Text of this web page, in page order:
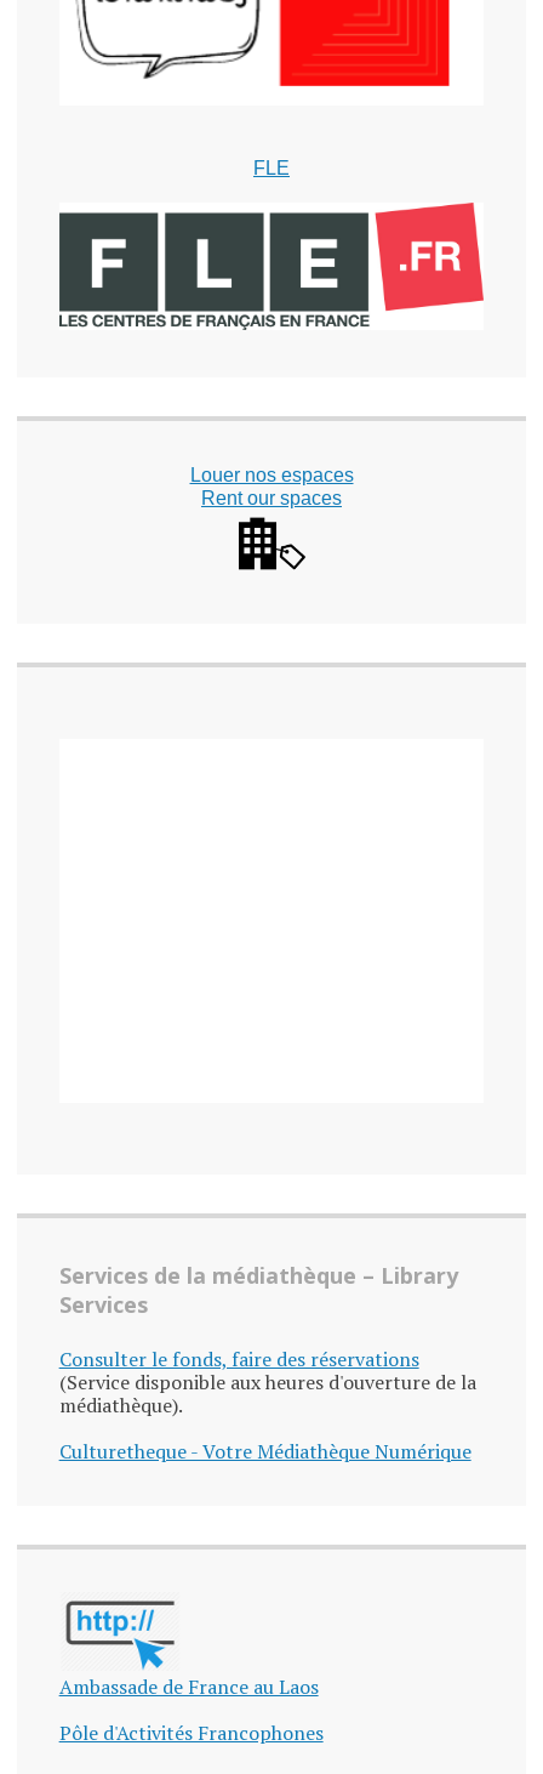
FLE
Louer nos espaces
Rent our spaces
Services de la médiathèque – Library
Services
Consulter le fonds, faire des réservations
(Service disponible aux heures d'ouverture de la
médiathèque).
Culturetheque - Votre Médiathèque Numérique
Ambassade de France au Laos
Pôle d'Activités Francophones